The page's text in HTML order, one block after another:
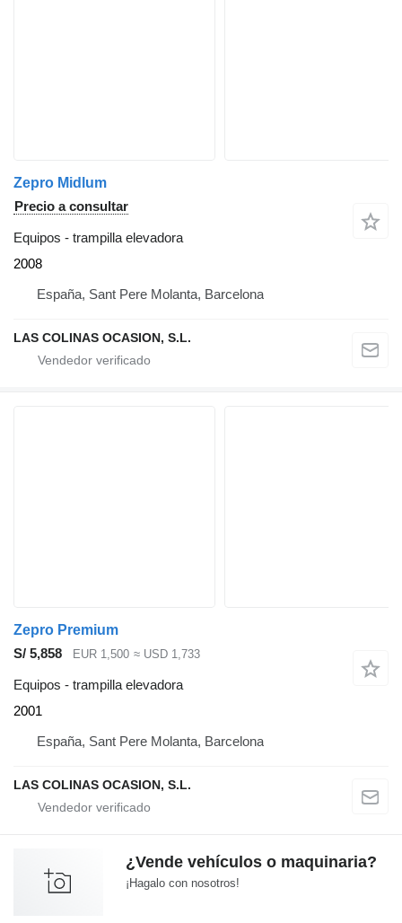
Zepro Midlum
Precio a consultar
Equipos - trampilla elevadora
2008
España, Sant Pere Molanta, Barcelona
LAS COLINAS OCASION, S.L.
Zepro Premium
S/ 5,858
EUR 1,500 ≈ USD 1,733
Equipos - trampilla elevadora
2001
España, Sant Pere Molanta, Barcelona
LAS COLINAS OCASION, S.L.
¿Vende vehículos o maquinaria?
¡Hagalo con nosotros!